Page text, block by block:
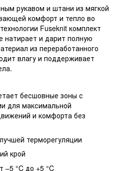
рукавом и штани из мягкой
комфорт и тепло во
Fuseknit комплект
натирает и дарит полную
из переработанного
влагу и поддерживает
бесшовные зоны с
для максимальной
и комфорта без
терморегуляции
крой
°C до +5 °C